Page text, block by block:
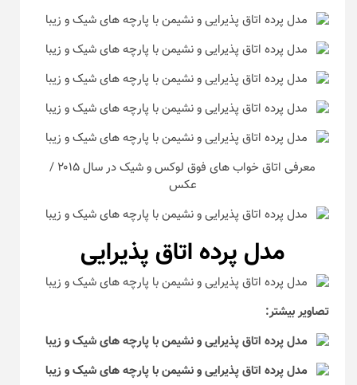
معرفی اتاق خواب های فوق لوکس و شیک در سال ۲۰۱۵ /
عکس
مدل پرده اتاق پذیرایی
تصاویر بیشتر: